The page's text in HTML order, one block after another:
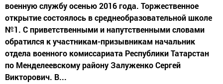
военную службу осенью 2016 года. Торжественное
открытие состоялось в среднеобразовательной школе
№1. С приветственными и напутственными словами
обратился к участникам-призывникам начальник
отдела военного комиссариата Республики Татарстан
по Менделеевскому району Залуженко Сергей
Викторович. В...